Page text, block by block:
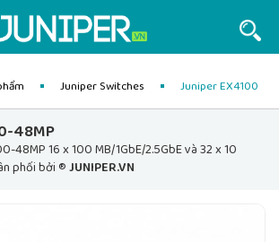
Juniper Switches Juniper EX4100
48MP
48MP 16 x 100 MB/1GbE/2.5GbE và 32 x 10
phối bởi ®JUNIPER.VN